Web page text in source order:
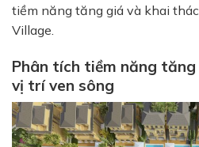
tiềm năng tăng giá và khai
Village.
Phân tích tiềm năng
vị trí ven sông